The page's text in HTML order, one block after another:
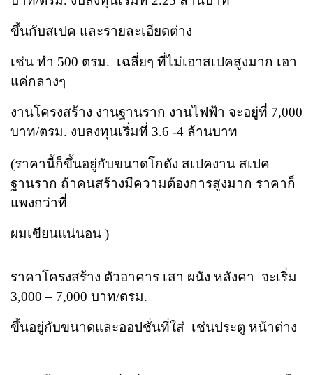
ขึ้นกับสเปค และรายละเอียดต่าง
เช่น ทำ 500 ตรม. เฉลี่ยๆ ที่ไม่เอาสเปคสูงมาก เอา
แค่กลางๆ
งานโครงสร้าง งานฐานราก งานไฟฟ้า จะอยู่ที่ 7,000
บาท/ตรม. งบลงทุนเริ่มที่ 3.6 -4 ล้านบาท
(ราคานี้ก็ขึ้นอยู่กับขนาดโกดัง สเปคงาน สเปค
ฐานราก ถ้าคนสร้างมีความต้องการสูงมาก ราคาก็
แพงกว่าที่
ผมเขียนแน่นอน )
ราคาโครงสร้าง ตัวอาคาร เสา ผนัง หลังคา จะเริ่ม
3,000 – 7,000 บาท/ตรม.
ขึ้นอยู่กับขนาดและออปชั่นที่ใส่ เช่นประตู หน้าต่าง